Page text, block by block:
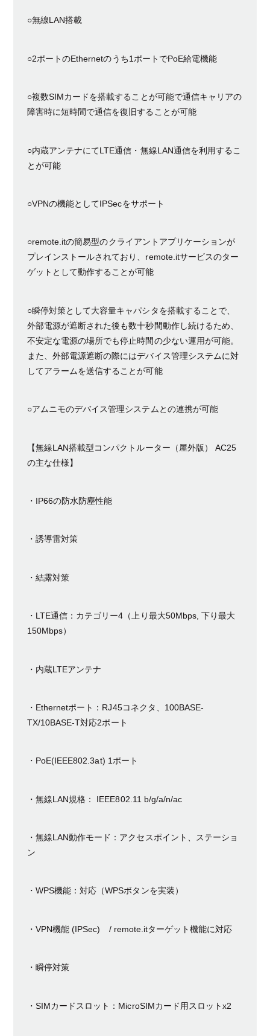
○無線LAN搭載
○2ポートのEthernetのうち1ポートでPoE給電機能
○複数SIMカードを搭載することが可能で通信キャリアの
障害時に短時間で通信を復旧することが可能
○内蔵アンテナにてLTE通信・無線LAN通信を利用するこ
とが可能
○VPNの機能としてIPSecをサポート
○remote.itの簡易型のクライアントアプリケーションが
プレインストールされており、remote.itサービスのター
ゲットとして動作することが可能
○瞬停対策として大容量キャパシタを搭載することで、
外部電源が遮断された後も数十秒間動作し続けるため、
不安定な電源の場所でも停止時間の少ない運用が可能。
また、外部電源遮断の際にはデバイス管理システムに対
してアラームを送信することが可能
○アムニモのデバイス管理システムとの連携が可能
【無線LAN搭載型コンパクトルーター（屋外版） AC25
の主な仕様】
・IP66の防水防塵性能
・誘導雷対策
・結露対策
・LTE通信：カテゴリー4（上り最大50Mbps, 下り最大
150Mbps）
・内蔵LTEアンテナ
・Ethernetポート：RJ45コネクタ、100BASE-
TX/10BASE-T対応2ポート
・PoE(IEEE802.3at) 1ポート
・無線LAN規格： IEEE802.11 b/g/a/n/ac
・無線LAN動作モード：アクセスポイント、ステーショ
ン
・WPS機能：対応（WPSボタンを実装）
・VPN機能 (IPSec) / remote.itターゲット機能に対応
・瞬停対策
・SIMカードスロット：MicroSIMカード用スロットx2